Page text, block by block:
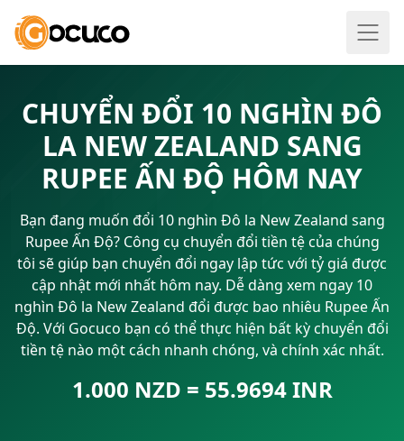
CHUYỂN ĐỔI 10 NGHÌN ĐÔ
LA NEW ZEALAND SANG
RUPEE ẤN ĐỘ HÔM NAY
Bạn đang muốn đổi 10 nghìn Đô la New Zealand sang
Rupee Ấn Độ? Công cụ chuyển đổi tiền tệ của chúng
tôi sẽ giúp bạn chuyển đổi ngay lập tức với tỷ giá được
cập nhật mới nhất hôm nay. Dễ dàng xem ngay 10
nghìn Đô la New Zealand đổi được bao nhiêu Rupee Ấn
Độ. Với Gocuco bạn có thể thực hiện bất kỳ chuyển đổi
tiền tệ nào một cách nhanh chóng, và chính xác nhất.
1.000 NZD = 55.9694 INR